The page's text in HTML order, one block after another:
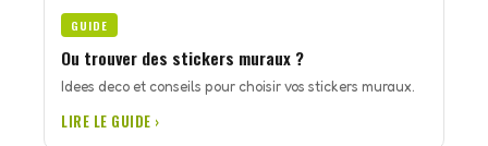
GUIDE
Ou trouver des stickers muraux ?
Idees deco et conseils pour choisir vos stickers muraux.
LIRE LE GUIDE ›